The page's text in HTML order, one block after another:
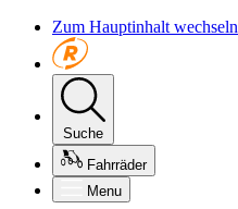
Zum Hauptinhalt wechseln
Suche
Fahrräder
Menu